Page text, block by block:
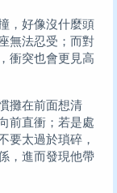
，好像沒什麼頭
無法忍受；而對
衝突也會更見高
攤在前面想清
前直衝；若是處
要太過於瑣碎，
，進而發現他帶